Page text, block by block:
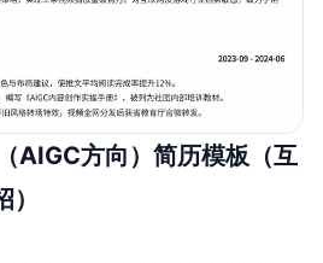
AIGC方向）简历模板（互